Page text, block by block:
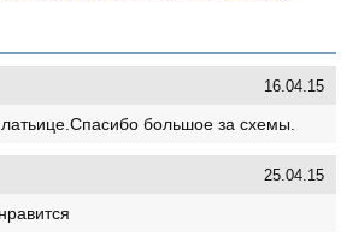
16.04.15
большое за схемы.
25.04.15